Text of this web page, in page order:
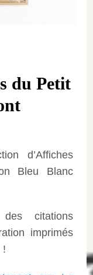
du Petit
d’Affiches
Bleu Blanc
citations
imprimés
!